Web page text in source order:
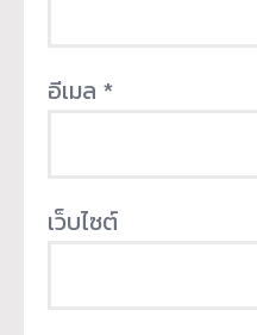
อีเมล *
เว็บไซต์